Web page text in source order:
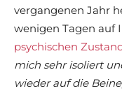
vergangenen Jahr
wenigen Tagen auf
psychischen
mich sehr isoliert
wieder auf die